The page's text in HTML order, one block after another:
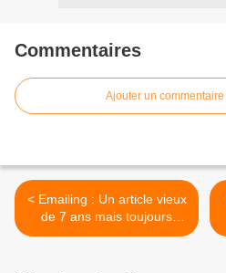
Commentaires
Ajouter un commentaire
< Emailing : Un article vieux
de 7 ans mais toujours
d'actualité !!!